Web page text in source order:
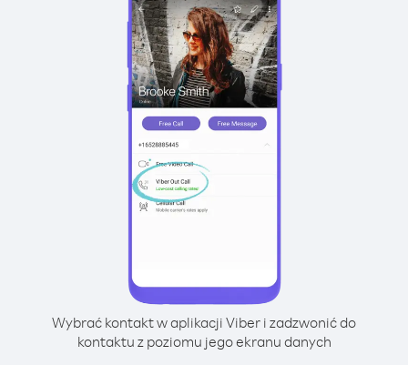
Wybrać kontakt w aplikacji Viber i zadzwonić do
kontaktu z poziomu jego ekranu danych